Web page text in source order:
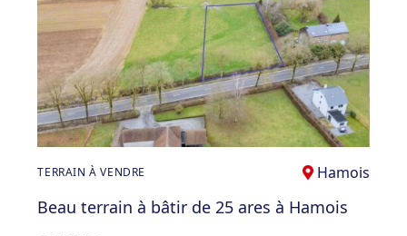
TERRAIN À VENDRE Hamois
Beau terrain à bâtir de 25 ares à Hamois